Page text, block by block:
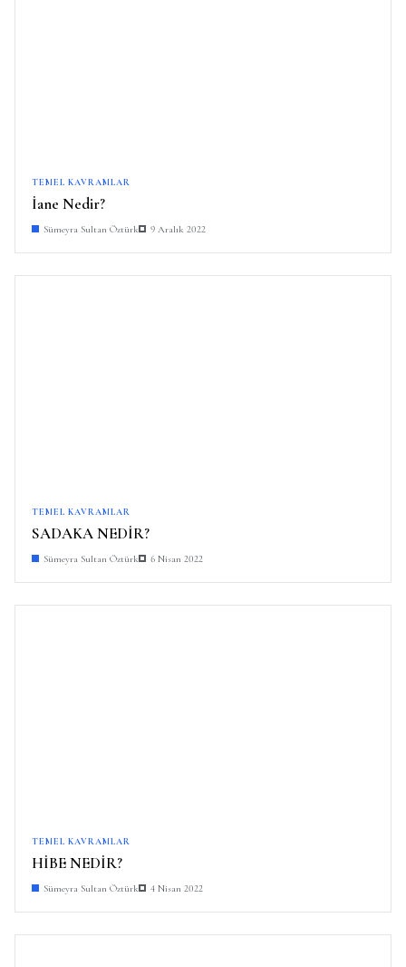
TEMEL KAVRAMLAR
İane Nedir?
Sümeyra Sultan Öztürk 9 Aralık 2022
TEMEL KAVRAMLAR
SADAKA NEDİR?
Sümeyra Sultan Öztürk 6 Nisan 2022
TEMEL KAVRAMLAR
HİBE NEDİR?
Sümeyra Sultan Öztürk 4 Nisan 2022